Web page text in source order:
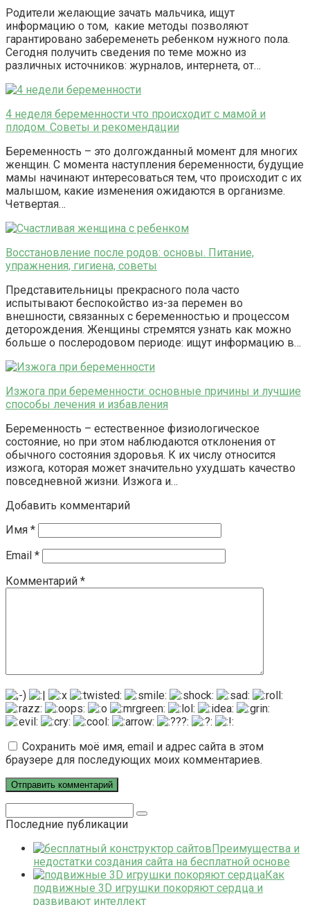
Родители желающие зачать мальчика, ищут
информацию о том, какие методы позволяют
гарантировано забеременеть ребенком нужного пола.
Сегодня получить сведения по теме можно из
различных источников: журналов, интернета, от…
4 неделя беременности что происходит с мамой и
плодом. Советы и рекомендации
Беременность – это долгожданный момент для многих
женщин. С момента наступления беременности, будущие
мамы начинают интересоваться тем, что происходит с их
малышом, какие изменения ожидаются в организме.
Четвертая…
Восстановление после родов: основы. Питание,
упражнения, гигиена, советы
Представительницы прекрасного пола часто
испытывают беспокойство из-за перемен во
внешности, связанных с беременностью и процессом
деторождения. Женщины стремятся узнать как можно
больше о послеродовом периоде: ищут информацию в…
Изжога при беременности: основные причины и лучшие
способы лечения и избавления
Беременность – естественное физиологическое
состояние, но при этом наблюдаются отклонения от
обычного состояния здоровья. К их числу относится
изжога, которая может значительно ухудшать качество
повседневной жизни. Изжога и…
Добавить комментарий
Имя *
Email *
Комментарий *
Сохранить моё имя, email и адрес сайта в этом
браузере для последующих моих комментариев.
Последние публикации
Преимущества и
недостатки создания сайта на бесплатной основе
Как
подвижные 3D игрушки покоряют сердца и
развивают интеллект